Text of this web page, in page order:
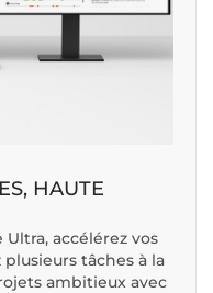
HAUTE
accélérez vos
tâches à la
ambitieux avec